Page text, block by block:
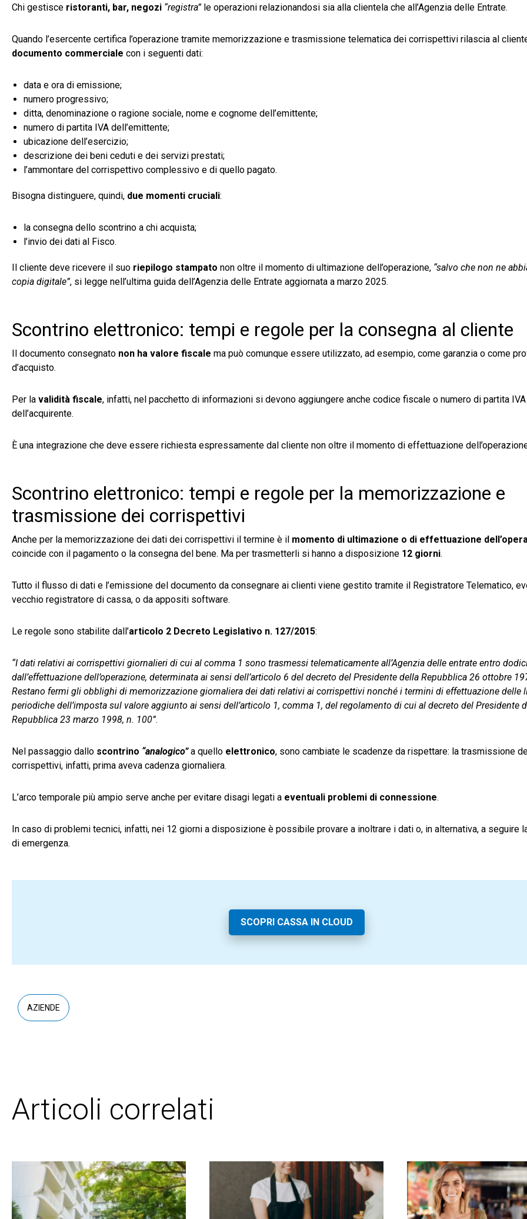
Chi gestisce ristoranti, bar, negozi “registra” le operazioni relazionandosi sia alla clientela che all’Agenzia delle Entrate.
Quando l’esercente certifica l’operazione tramite memorizzazione e trasmissione telematica dei corrispettivi rilascia al
documento commerciale con i seguenti dati:
data e ora di emissione;
numero progressivo;
ditta, denominazione o ragione sociale, nome e cognome dell’emittente;
numero di partita IVA dell’emittente;
ubicazione dell’esercizio;
descrizione dei beni ceduti e dei servizi prestati;
l’ammontare del corrispettivo complessivo e di quello pagato.
Bisogna distinguere, quindi, due momenti cruciali:
la consegna dello scontrino a chi acquista;
l’invio dei dati al Fisco.
Il cliente deve ricevere il suo riepilogo stampato non oltre il momento di ultimazione dell’operazione, “salvo che non ne
copia digitale”, si legge nell’ultima guida dell’Agenzia delle Entrate aggiornata a marzo 2025.
Scontrino elettronico: tempi e regole per la consegna al cliente
Il documento consegnato non ha valore fiscale ma può comunque essere utilizzato, ad esempio, come garanzia o come
d’acquisto.
Per la validità fiscale, infatti, nel pacchetto di informazioni si devono aggiungere anche codice fiscale o numero di partita IVA
dell’acquirente.
È una integrazione che deve essere richiesta espressamente dal cliente non oltre il momento di effettuazione
Scontrino elettronico: tempi e regole per la memorizzazione e
trasmissione dei corrispettivi
Anche per la memorizzazione dei dati dei corrispettivi il termine è il momento di ultimazione o di effettuazione
coincide con il pagamento o la consegna del bene. Ma per trasmetterli si hanno a disposizione 12 giorni.
Tutto il flusso di dati e l’emissione del documento da consegnare ai clienti viene gestito tramite il Registratore Telematico,
vecchio registratore di cassa, o da appositi software.
Le regole sono stabilite dall’articolo 2 Decreto Legislativo n. 127/2015:
“I dati relativi ai corrispettivi giornalieri di cui al comma 1 sono trasmessi telematicamente all’Agenzia delle entrate entro
dall’effettuazione dell’operazione, determinata ai sensi dell’articolo 6 del decreto del Presidente della Repubblica 26 ottobre
Restano fermi gli obblighi di memorizzazione giornaliera dei dati relativi ai corrispettivi nonché i termini di effettuazione delle
periodiche dell’imposta sul valore aggiunto ai sensi dell’articolo 1, comma 1, del regolamento di cui al decreto del Presidente
Repubblica 23 marzo 1998, n. 100”.
Nel passaggio dallo scontrino “analogico”a quello elettronico, sono cambiate le scadenze da rispettare: la trasmissione
corrispettivi, infatti, prima aveva cadenza giornaliera.
L’arco temporale più ampio serve anche per evitare disagi legati a eventuali problemi di connessione.
In caso di problemi tecnici, infatti, nei 12 giorni a disposizione è possibile provare a inoltrare i dati o, in alternativa, a seguire
di emergenza.
SCOPRI CASSA IN CLOUD
AZIENDE
Articoli correlati